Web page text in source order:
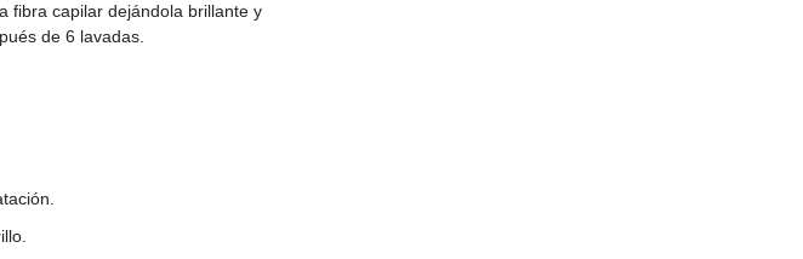
Profundidad ITEM:
fibra capilar dejándola brillante y
de 6 lavadas.